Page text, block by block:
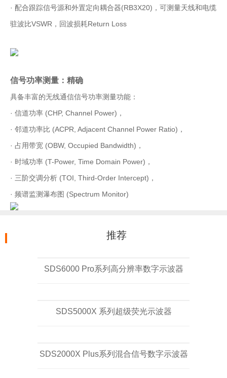
· 配合跟踪信号源和外置定向耦合器(RB3X20)，可测量天线和电缆
驻波比VSWR，回波损耗Return Loss
信号功率测量：精确
具备丰富的无线通信信号功率测量功能：
· 信道功率 (CHP, Channel Power)，
· 邻道功率比 (ACPR, Adjacent Channel Power Ratio)，
· 占用带宽 (OBW, Occupied Bandwidth)，
· 时域功率 (T-Power, Time Domain Power)，
· 三阶交调分析 (TOI, Third-Order Intercept)，
· 频谱监测瀑布图 (Spectrum Monitor)
推荐
SDS6000 Pro系列高分辨率数字示波器
SDS5000X 系列超级荧光示波器
SDS2000X Plus系列混合信号数字示波器